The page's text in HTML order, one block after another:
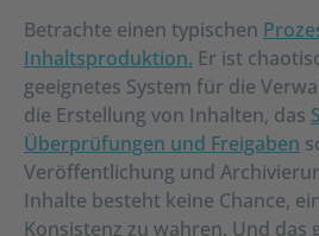
Betrachte einen typischen
Inhaltsproduktion. Er ist
geeignetes System für die
die Erstellung von Inhalten, das
Überprüfungen und Freigaben
Veröffentlichung und
Inhalte besteht keine Chance,
Konsistenz zu wahren. Und das